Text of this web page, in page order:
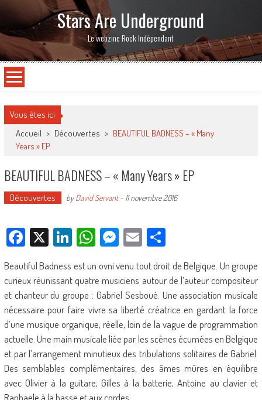
Stars Are Underground
Le webzine Rock Indépendant
Vous êtes ici
Accueil > Découvertes > BEAUTIFUL BADNESS – « Many
Years » EP
BEAUTIFUL BADNESS – « Many Years » EP
Découvertes byDavid Servant- 11 novembre 2016
Facebook
X LinkedIn
WhatsApp
Messenger
EmailPartager
Beautiful Badness est un ovni venu tout droit de Belgique. Un groupe
curieux réunissant quatre musiciens autour de l’auteur compositeur
et chanteur du groupe : Gabriel Sesboué. Une association musicale
nécessaire pour faire vivre sa liberté créatrice en gardant la force
d’une musique organique, réelle, loin de la vague de programmation
actuelle. Une main musicale liée par les scènes écumées en Belgique
et par l’arrangement minutieux des tribulations solitaires de Gabriel.
Des semblables complémentaires, des âmes mûres en équilibre
avec Olivier à la guitare, Gilles à la batterie, Antoine au clavier et
Raphaële à la basse et aux cordes.